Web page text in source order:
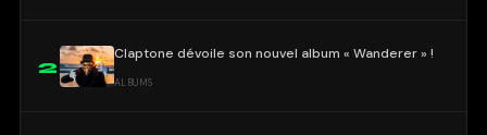
2
Claptone dévoile son nouvel album « Wanderer » !
ALBUMS